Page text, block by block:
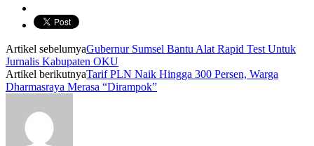
Artikel sebelumyaGubernur Sumsel Bantu Alat Rapid Test Untuk
Jurnalis Kabupaten OKU
Artikel berikutnyaTarif PLN Naik Hingga 300 Persen, Warga
Dharmasraya Merasa “Dirampok”